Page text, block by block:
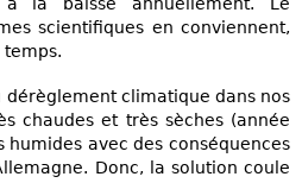
la baisse annuellement. Le
scientifiques en conviennent,
temps.
dérèglement climatique dans nos
chaudes et très sèches (année
humides avec des conséquences
Donc, la solution coule